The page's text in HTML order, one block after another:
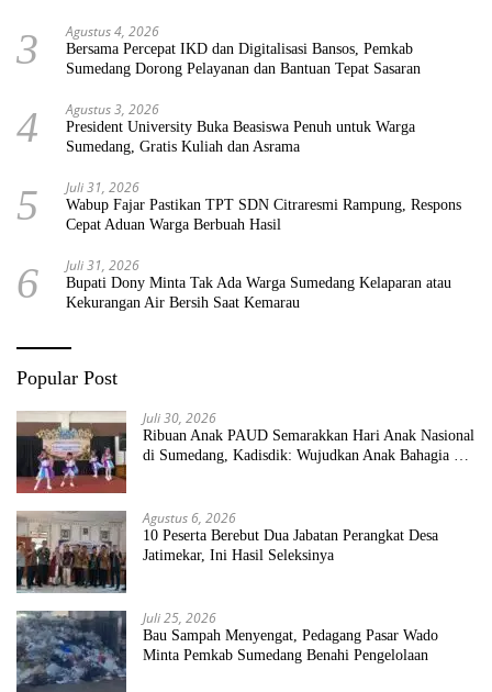
3 Agustus 4, 2026
Bersama Percepat IKD dan Digitalisasi Bansos, Pemkab
Sumedang Dorong Pelayanan dan Bantuan Tepat Sasaran
4 Agustus 3, 2026
President University Buka Beasiswa Penuh untuk Warga
Sumedang, Gratis Kuliah dan Asrama
5 Juli 31, 2026
Wabup Fajar Pastikan TPT SDN Citraresmi Rampung, Respons
Cepat Aduan Warga Berbuah Hasil
6 Juli 31, 2026
Bupati Dony Minta Tak Ada Warga Sumedang Kelaparan atau
Kekurangan Air Bersih Saat Kemarau
Popular Post
Juli 30, 2026
Ribuan Anak PAUD Semarakkan Hari Anak Nasional
di Sumedang, Kadisdik: Wujudkan Anak Bahagia dan
Agustus 6, 2026
10 Peserta Berebut Dua Jabatan Perangkat Desa
Jatimekar, Ini Hasil Seleksinya
Juli 25, 2026
Bau Sampah Menyengat, Pedagang Pasar Wado
Minta Pemkab Sumedang Benahi Pengelolaan